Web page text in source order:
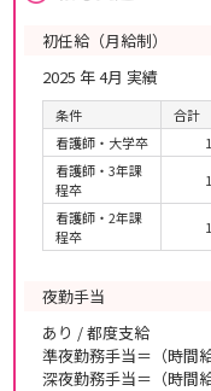
初任給（月給制）
2025 年 4月 実績
条件 合計
看護師・大学卒
看護師・3年課
程卒
看護師・2年課
程卒
夜勤手当
あり / 都度支給
準夜勤務手当＝（時間
深夜勤務手当＝（時間